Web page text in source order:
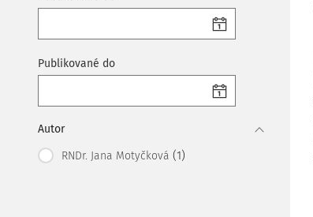
Publikované do
Autor
RNDr. Jana Motyčková (1)